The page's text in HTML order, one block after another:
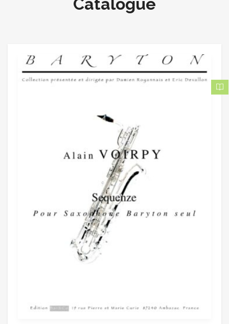
Catalogue